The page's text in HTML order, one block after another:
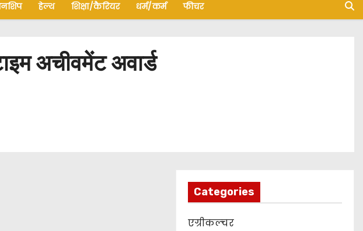
हेल्थ शिक्षा/कैरियर धर्म/कर्म फीचर
अचीवमेंट अवार्ड
Categories
एग्रीकल्चर